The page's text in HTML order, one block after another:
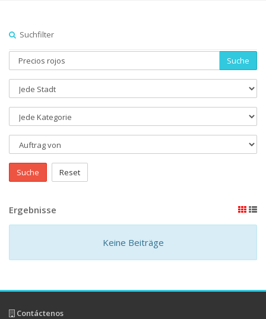
Suchfilter
Suche
Suche Reset
Ergebnisse
Keine Beiträge
Contáctenos